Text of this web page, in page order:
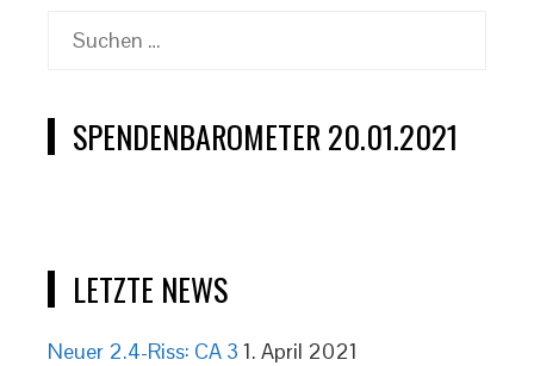
Suchen
SPENDENBAROMETER 20.01.2021
LETZTE NEWS
Neuer 2.4-Riss: CA 3 1. April 2021